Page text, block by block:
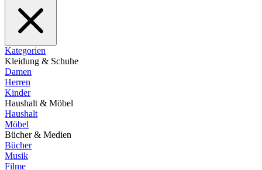
Kategorien
Kleidung & Schuhe
Damen
Herren
Kinder
Haushalt & Möbel
Haushalt
Möbel
Bücher & Medien
Bücher
Musik
Filme